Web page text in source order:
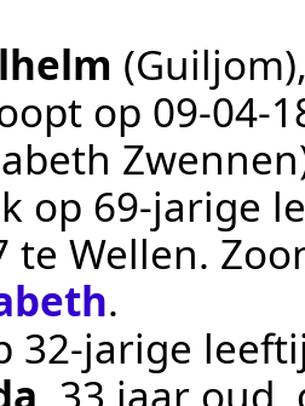
(Guiljom)
op
op 69-jarige
teWellen.
.
32-jarige